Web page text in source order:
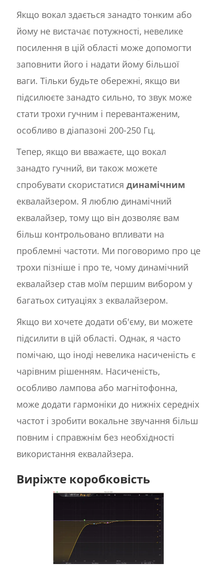
Якщо вокал здається занадто тонким або
йому не вистачає потужності, невелике
посилення в цій області може допомогти
заповнити його і надати йому більшої
ваги. Тільки будьте обережні, якщо ви
підсилюєте занадто сильно, то звук може
стати трохи гучним і перевантаженим,
особливо в діапазоні 200-250 Гц.
Тепер, якщо ви вважаєте, що вокал
занадто гучний, ви також можете
спробувати скористатися динамічним
еквалайзером. Я люблю динамічний
еквалайзер, тому що він дозволяє вам
більш контрольовано впливати на
проблемні частоти. Ми поговоримо про це
трохи пізніше і про те, чому динамічний
еквалайзер став моїм першим вибором у
багатьох ситуаціях з еквалайзером.
Якщо ви хочете додати об'єму, ви можете
підсилити в цій області. Однак, я часто
помічаю, що іноді невелика насиченість є
чарівним рішенням. Насиченість,
особливо лампова або магнітофонна,
може додати гармоніки до нижніх середніх
частот і зробити вокальне звучання більш
повним і справжнім без необхідності
використання еквалайзера.
Виріжте коробковість